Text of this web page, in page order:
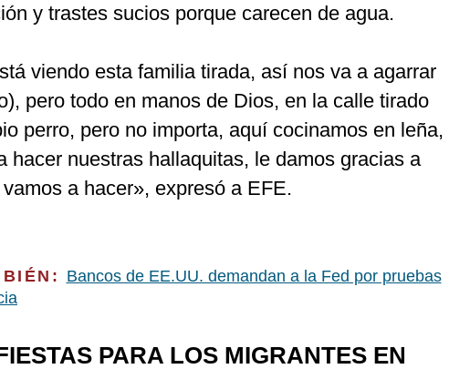
y trastes sucios porque carecen de agua.
viendo esta familia tirada, así nos va a agarrar
pero todo en manos de Dios, en la calle tirado
perro, pero no importa, aquí cocinamos en leña,
hacer nuestras hallaquitas, le damos gracias a
a hacer», expresó a EFE.
Bancos de EE.UU. demandan a la Fed por pruebas
PARA LOS MIGRANTES EN